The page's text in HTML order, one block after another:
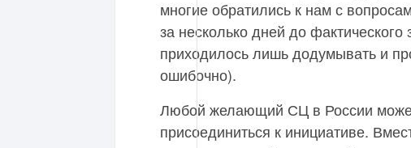
многие обратились к нам с
за несколько дней до
приходилось лишь додумывать и
ошибочно).
Любой желающий СЦ в России
присоединиться к инициативе.